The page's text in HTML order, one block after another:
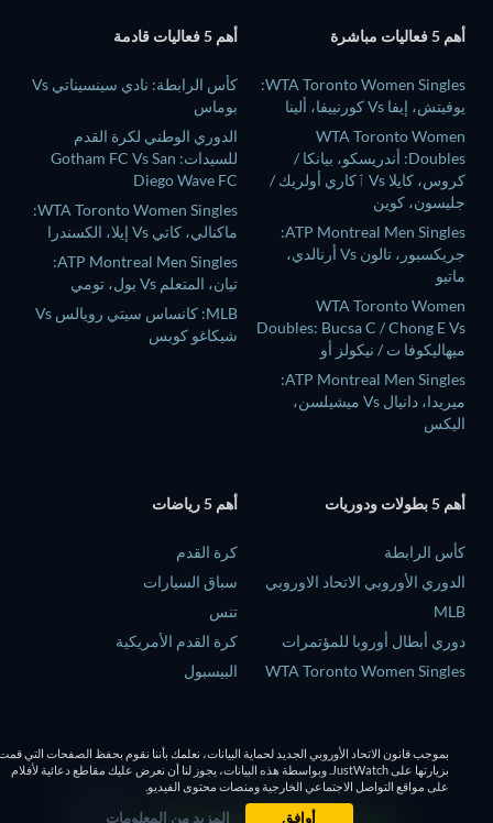
أهم 5 فعاليات مباشرة
WTA Toronto Women Singles:
يوفيتش، إيفا Vs كورنييفا، ألينا
WTA Toronto Women
Doubles: أندريسكو، بيانكا /
كروس، كايلا Vs ٱكاري أولريك /
جليسون، كوين
ATP Montreal Men Singles:
جريكسبور، تالون Vs أرنالدي،
ماتيو
WTA Toronto Women
Doubles: Bucsa C / Chong E Vs
ميهاليكوفا ت / نيكولز أو
ATP Montreal Men Singles:
ميريدا، دانيال Vs ميشيلسن،
اليكس
أهم 5 فعاليات قادمة
كأس الرابطة: نادي سينسيناتي Vs
بوماس
الدوري الوطني لكرة القدم
للسيدات: Gotham FC Vs San
Diego Wave FC
WTA Toronto Women Singles:
ماكنالي، كاتي Vs إيلا، الكسندرا
ATP Montreal Men Singles:
تيان، المتعلم Vs بول، تومي
MLB: كانساس سيتي رويالس Vs
شيكاغو كوبس
أهم 5 بطولات ودوريات
كأس الرابطة
الدوري الأوروبي الاتحاد الاوروبي
MLB
دوري أبطال أوروبا للمؤتمرات
WTA Toronto Women Singles
أهم 5 رياضات
كرة القدم
سباق السيارات
تنس
كرة القدم الأمريكية
البيسبول
بموجب قانون الاتحاد الأوروبي الجديد لحماية البيانات، نعلمك بأننا نقوم بحفظ الصفحات التي قمت
بزيارتها على JustWatch. وبواسطة هذه البيانات، يجوز لنا أن نعرض عليك مقاطع دعائية لأفلام
على مواقع التواصل الاجتماعي الخارجية ومنصات محتوى الفيديو.
أوافق المزيد من المعلومات